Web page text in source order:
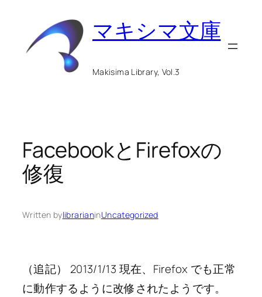
マキシマ文庫
Makisima Library, Vol.3
FacebookとFirefoxの
修復
Written bylibrarianinUncategorized
（追記） 2013/1/13 現在、Firefox でも正常
に動作するように改修されたようです。